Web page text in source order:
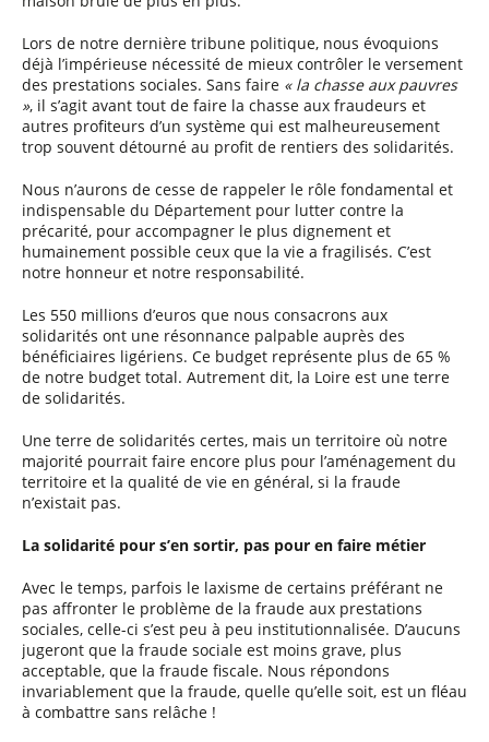
Lors de notre dernière tribune politique, nous évoquions
déjà l’impérieuse nécessité de mieux contrôler le versement
des prestations sociales. Sans faire « la chasse aux pauvres
», il s’agit avant tout de faire la chasse aux fraudeurs et
autres profiteurs d’un système qui est malheureusement
trop souvent détourné au profit de rentiers des solidarités.
Nous n’aurons de cesse de rappeler le rôle fondamental et
indispensable du Département pour lutter contre la
précarité, pour accompagner le plus dignement et
humainement possible ceux que la vie a fragilisés. C’est
notre honneur et notre responsabilité.
Les 550 millions d’euros que nous consacrons aux
solidarités ont une résonnance palpable auprès des
bénéficiaires ligériens. Ce budget représente plus de 65 %
de notre budget total. Autrement dit, la Loire est une terre
de solidarités.
Une terre de solidarités certes, mais un territoire où notre
majorité pourrait faire encore plus pour l’aménagement du
territoire et la qualité de vie en général, si la fraude
n’existait pas.
La solidarité pour s’en sortir, pas pour en faire métier
Avec le temps, parfois le laxisme de certains préférant ne
pas affronter le problème de la fraude aux prestations
sociales, celle-ci s’est peu à peu institutionnalisée. D’aucuns
jugeront que la fraude sociale est moins grave, plus
acceptable, que la fraude fiscale. Nous répondons
invariablement que la fraude, quelle qu’elle soit, est un fléau
à combattre sans relâche !